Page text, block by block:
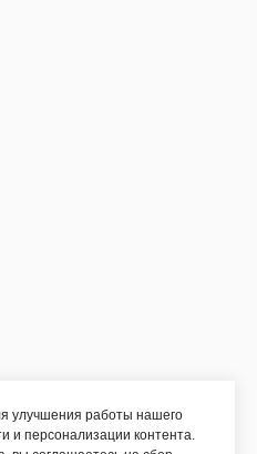
улучшения работы нашего
и персонализации контента.